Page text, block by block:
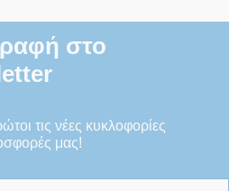
στο
τις νέες κυκλοφορίες
μας!